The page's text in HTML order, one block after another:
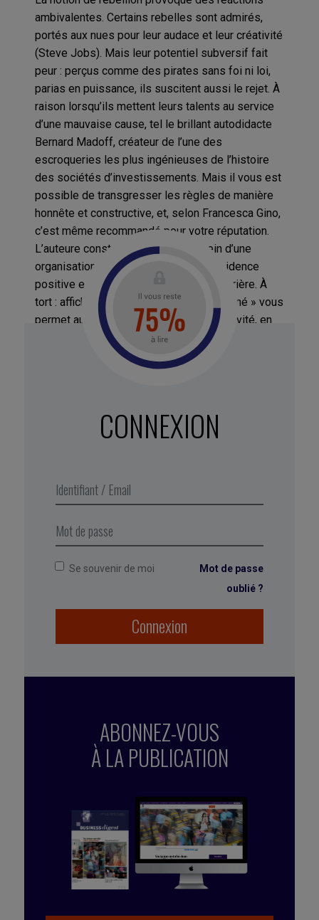
ambivalentes. Certains rebelles sont admirés,
portés aux nues pour leur audace et leur créativité
(Steve Jobs). Mais leur potentiel subversif fait
peur : perçus comme des pirates sans foi ni loi,
parias en puissance, ils suscitent aussi le rejet. À
raison lorsqu’ils mettent leurs talents au service
d’une mauvaise cause, tel le brillant autodidacte
Bernard Madoff, créateur de l’une des
escroqueries les plus ingénieuses de l’histoire
des sociétés d’investissements. Mais il vous est
possible de transgresser les règles de manière
honnête et constructive, et, selon Francesca Gino,
c’est même recommandé pour votre réputation.
L’auteure constate en effet qu’au sein d’une
organisation, le principal frein à la dissidence
positive est la crainte de saboter sa carrière. À
tort : afficher un comportement « non aligné » vous
permet au contraire de gagner en assertivité, en
crédibilité et en leadership. Une étude menée par
Francesca Gino sur plusieurs centaines de
conformer aux attentes de la hiérarchie, ignorer
des signes de statut et de pouvoir. Corollaire et
facilement un leader rebelle !
CONNEXION
Se souvenir de moi
Mot de passe
oublié ?
Connexion
ABONNEZ-VOUS
À LA PUBLICATION